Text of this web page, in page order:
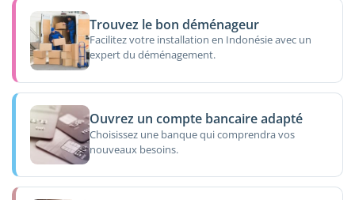
Trouvez le bon déménageur
Facilitez votre installation en Indonésie avec un
expert du déménagement.
Ouvrez un compte bancaire adapté
Choisissez une banque qui comprendra vos
nouveaux besoins.